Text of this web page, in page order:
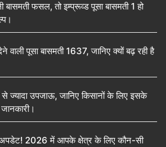
बासमती फसल, तो इम्प्रूव्ड पूसा बासमती 1 हो
वाली पूसा बासमती 1637, जानिए क्यों बढ़ रही है
ज्यादा उपजाऊ, जानिए किसानों के लिए इसके
अपडेट! 2026 में आपके क्षेत्र के लिए कौन-सी